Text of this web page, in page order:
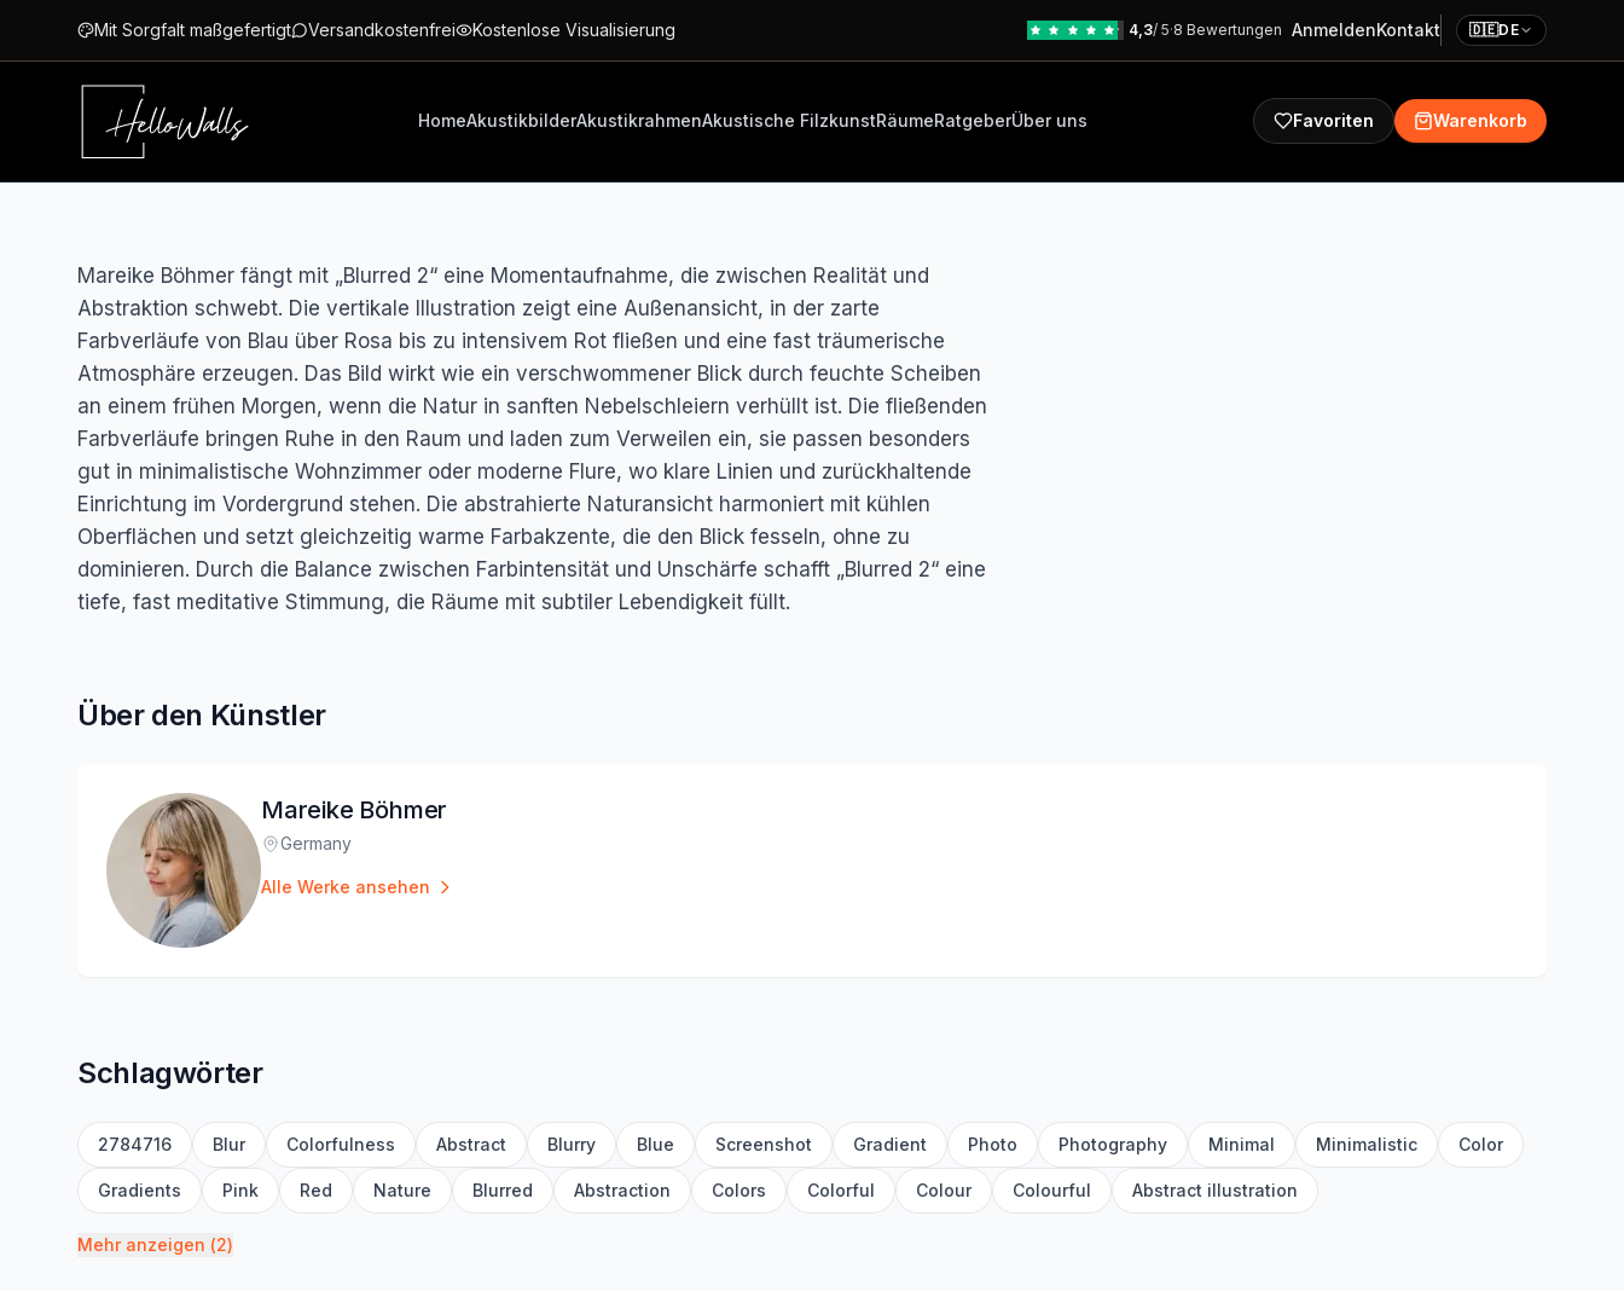
Mit Sorgfalt maßgefertigt Versandkostenfrei Kostenlose Visualisierung 4,3/ 5·8 Bewertungen AnmeldenKontakt 🇩🇪DE
HomeAkustikbilderAkustikrahmenAkustische FilzkunstRäumeRatgeberÜber uns Favoriten Warenkorb
Mareike Böhmer fängt mit „Blurred 2“ eine Momentaufnahme, die zwischen Realität und
Abstraktion schwebt. Die vertikale Illustration zeigt eine Außenansicht, in der zarte
Farbverläufe von Blau über Rosa bis zu intensivem Rot fließen und eine fast träumerische
Atmosphäre erzeugen. Das Bild wirkt wie ein verschwommener Blick durch feuchte Scheiben
an einem frühen Morgen, wenn die Natur in sanften Nebelschleiern verhüllt ist. Die fließenden
Farbverläufe bringen Ruhe in den Raum und laden zum Verweilen ein, sie passen besonders
gut in minimalistische Wohnzimmer oder moderne Flure, wo klare Linien und zurückhaltende
Einrichtung im Vordergrund stehen. Die abstrahierte Naturansicht harmoniert mit kühlen
Oberflächen und setzt gleichzeitig warme Farbakzente, die den Blick fesseln, ohne zu
dominieren. Durch die Balance zwischen Farbintensität und Unschärfe schafft „Blurred 2“ eine
tiefe, fast meditative Stimmung, die Räume mit subtiler Lebendigkeit füllt.
Über den Künstler
Mareike Böhmer
Standort:
Germany
Alle Werke ansehen
Schlagwörter
2784716 Blur Colorfulness Abstract Blurry Blue Screenshot Gradient Photo Photography Minimal Minimalistic Color
Gradients Pink Red Nature Blurred Abstraction Colors Colorful Colour Colourful Abstract illustration
Mehr anzeigen (2)